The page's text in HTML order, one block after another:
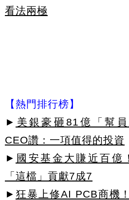
看法兩極
【熱門排行榜】
► 美銀豪砸81億「幫
CEO讚：一項值得的投資
► 國安基金大賺近百億
「這檔」貢獻7成7
► 狂暴上修AI PCB商機